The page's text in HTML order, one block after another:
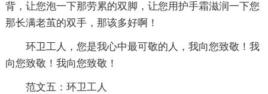
背，让您泡一下那劳累的双脚，让您用护手霜滋润一下您
那长满老茧的双手，那该多好啊！
环卫工人，您是我心中最可敬的人，我向您致敬！我
向您致敬！我向您致敬！
范文五：环卫工人